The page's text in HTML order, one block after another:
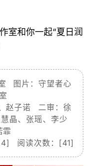
室和你一起“夏日润
图片：守望者心
赵子诺 二审：徐
晶、张瑶、李少
霏
阅读次数：[41]